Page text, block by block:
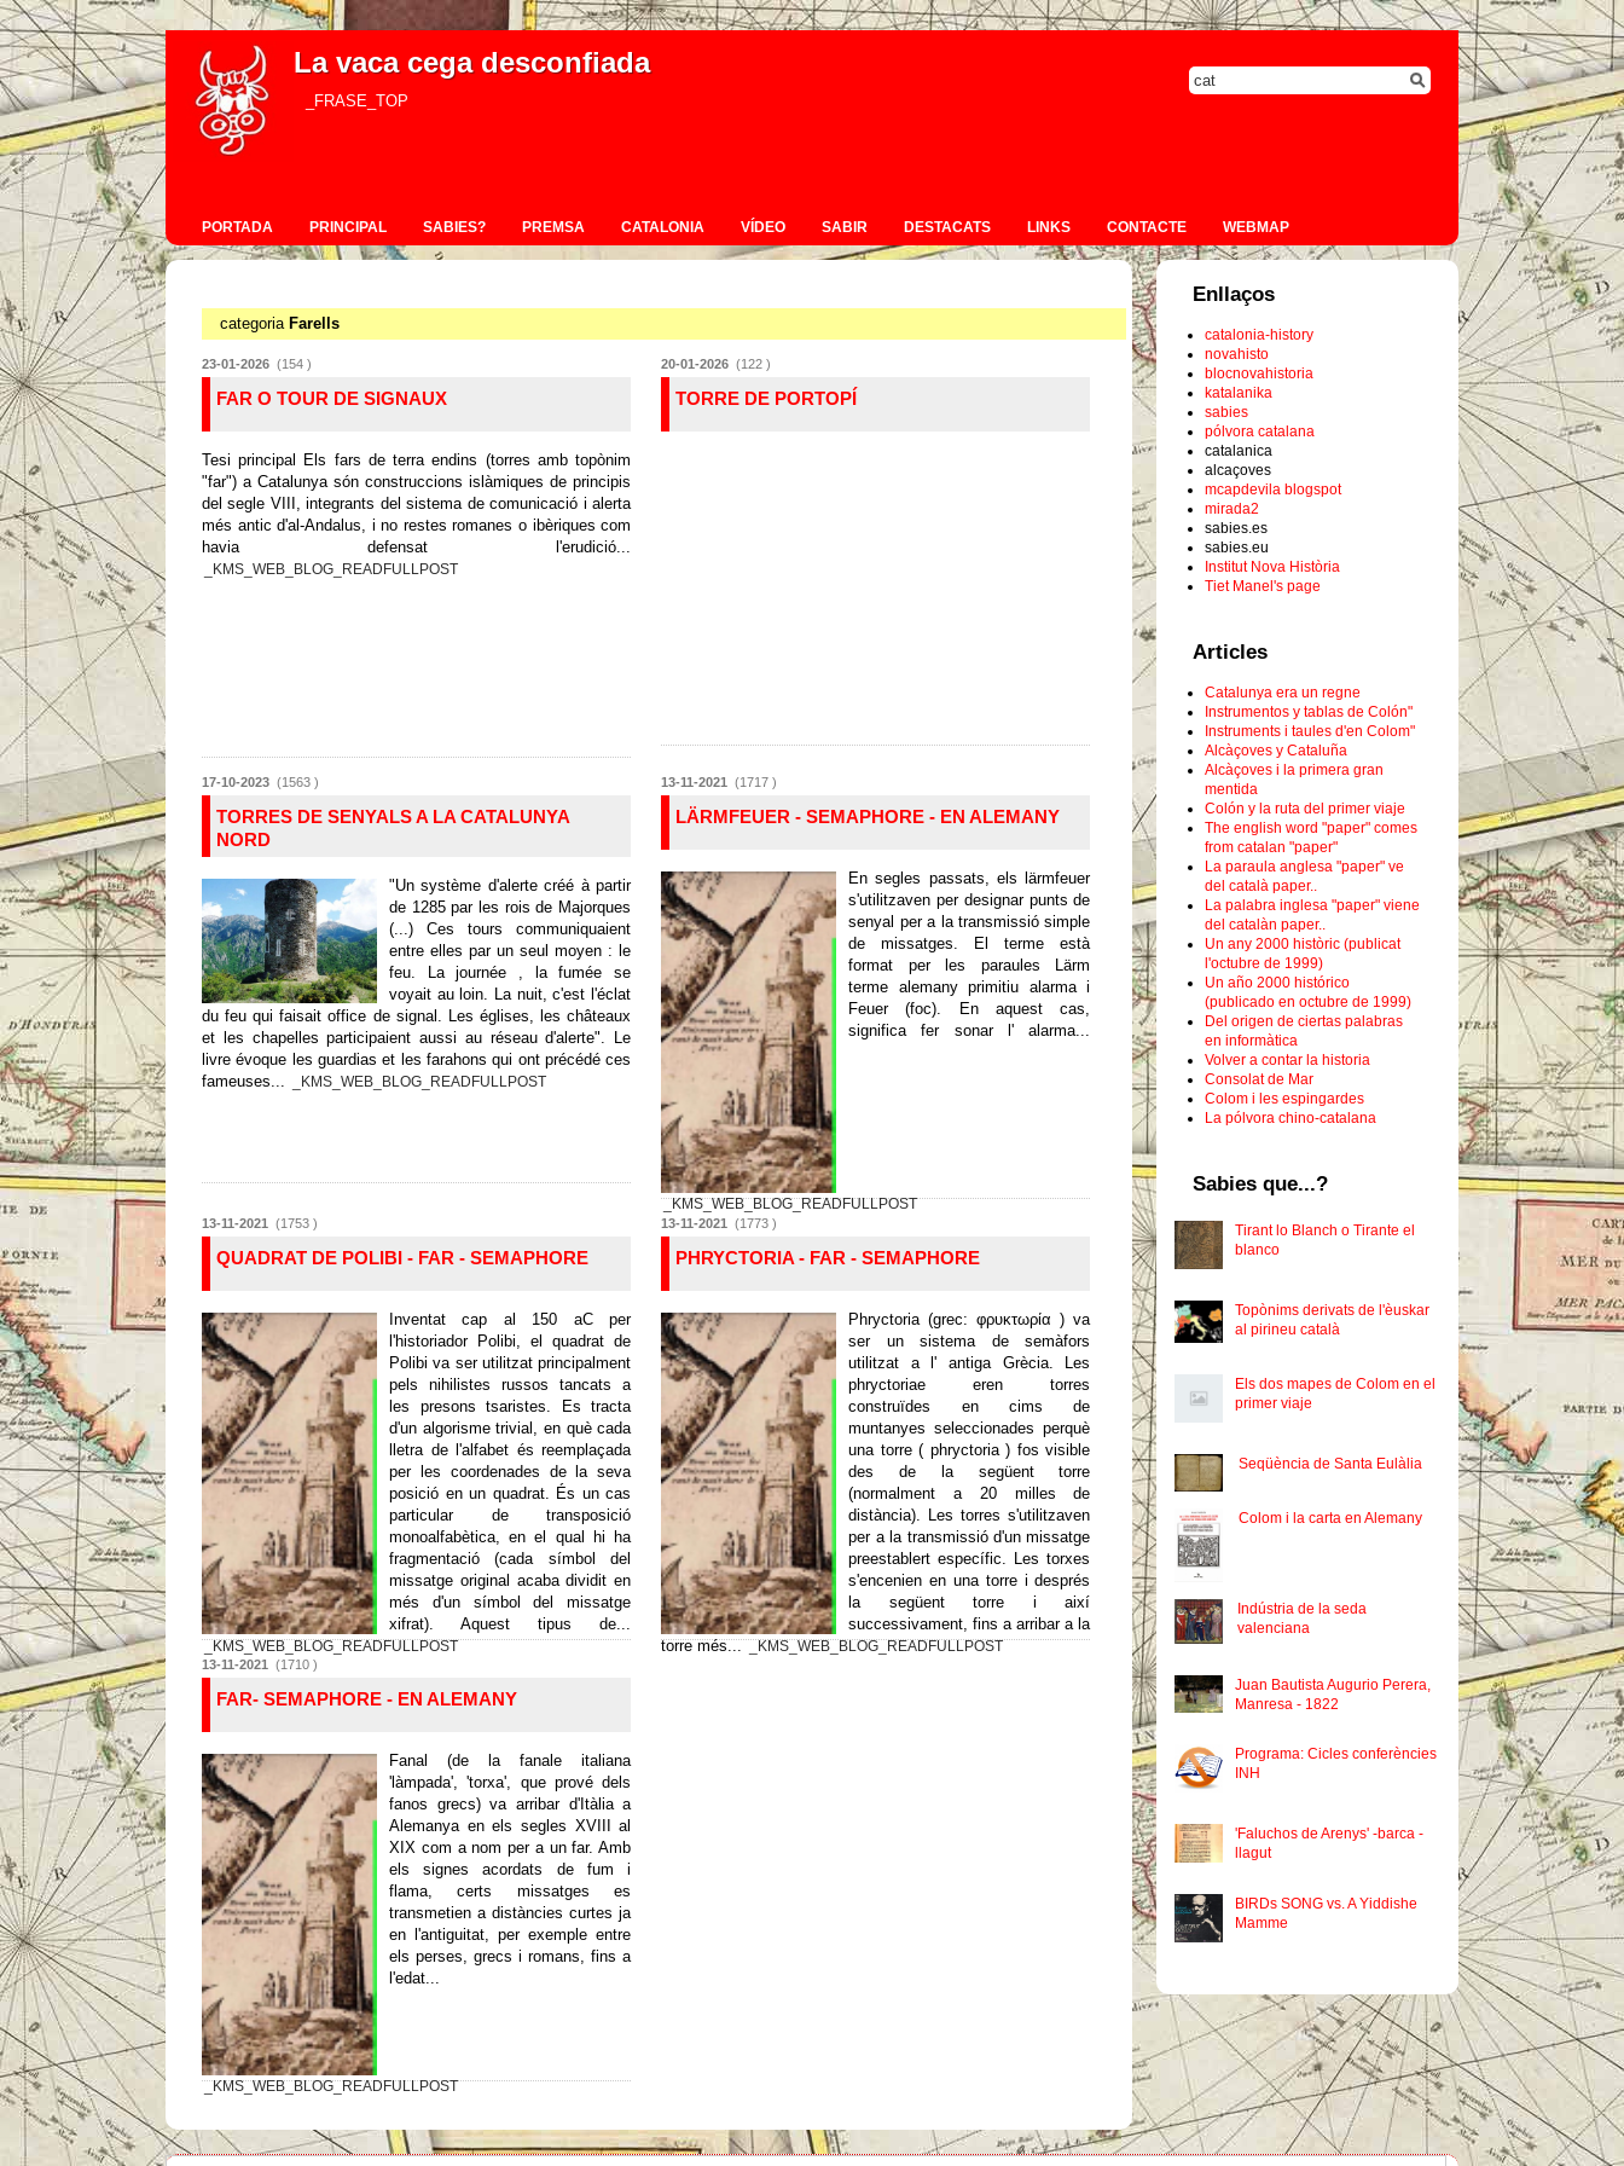
La vaca cega desconfiada
_FRASE_TOP
PORTADA PRINCIPAL SABIES? PREMSA CATALONIA VÍDEO SABIR DESTACATS LINKS CONTACTE WEBMAP
categoria Farells
23-01-2026 (154 )
FAR O TOUR DE SIGNAUX
Tesi principal Els fars de terra endins (torres amb topònim
"far") a Catalunya són construccions islàmiques de principis
del segle VIII, integrants del sistema de comunicació i alerta
més antic d'al-Andalus, i no restes romanes o ibèriques com
havia defensat l'erudició...
_KMS_WEB_BLOG_READFULLPOST
20-01-2026 (122 )
TORRE DE PORTOPÍ
17-10-2023 (1563 )
TORRES DE SENYALS A LA CATALUNYA
NORD
"Un système d'alerte créé à partir
de 1285 par les rois de Majorques
(...) Ces tours communiquaient
entre elles par un seul moyen : le
feu. La journée , la fumée se
voyait au loin. La nuit, c'est l'éclat
du feu qui faisait office de signal. Les églises, les châteaux
et les chapelles participaient aussi au réseau d'alerte". Le
livre évoque les guardias et les farahons qui ont précédé ces
fameuses...
_KMS_WEB_BLOG_READFULLPOST
13-11-2021 (1717 )
LÄRMFEUER - SEMAPHORE - EN ALEMANY
En segles passats, els lärmfeuer
s'utilitzaven per designar punts de
senyal per a la transmissió simple
de missatges. El terme està
format per les paraules Lärm
terme alemany primitiu alarma i
Feuer (foc). En aquest cas,
significa fer sonar l' alarma...
_KMS_WEB_BLOG_READFULLPOST
13-11-2021 (1753 )
QUADRAT DE POLIBI - FAR - SEMAPHORE
Inventat cap al 150 aC per
l'historiador Polibi, el quadrat de
Polibi va ser utilitzat principalment
pels nihilistes russos tancats a
les presons tsaristes. Es tracta
d'un algorisme trivial, en què cada
lletra de l'alfabet és reemplaçada
per les coordenades de la seva
posició en un quadrat. És un cas
particular de transposició
monoalfabètica, en el qual hi ha
fragmentació (cada símbol del
missatge original acaba dividit en
més d'un símbol del missatge
xifrat). Aquest tipus de...
_KMS_WEB_BLOG_READFULLPOST
13-11-2021 (1773 )
PHRYCTORIA - FAR - SEMAPHORE
Phryctoria (grec: φρυκτωρία ) va
ser un sistema de semàfors
utilitzat a l' antiga Grècia. Les
phryctoriae eren torres
construïdes en cims de
muntanyes seleccionades perquè
una torre ( phryctoria ) fos visible
des de la següent torre
(normalment a 20 milles de
distància). Les torres s'utilitzaven
per a la transmissió d'un missatge
preestablert específic. Les torxes
s'encenien en una torre i després
la següent torre i així
successivament, fins a arribar a la
torre més...
_KMS_WEB_BLOG_READFULLPOST
13-11-2021 (1710 )
FAR- SEMAPHORE - EN ALEMANY
Fanal (de la fanale italiana
'làmpada', 'torxa', que prové dels
fanos grecs) va arribar d'Itàlia a
Alemanya en els segles XVIII al
XIX com a nom per a un far. Amb
els signes acordats de fum i
flama, certs missatges es
transmetien a distàncies curtes ja
en l'antiguitat, per exemple entre
els perses, grecs i romans, fins a
l'edat...
_KMS_WEB_BLOG_READFULLPOST
Enllaços
catalonia-history
novahisto
blocnovahistoria
katalanika
sabies
pólvora catalana
catalanica
alcaçoves
mcapdevila blogspot
mirada2
sabies.es
sabies.eu
Institut Nova Història
Tiet Manel's page
Articles
Catalunya era un regne
Instrumentos y tablas de Colón"
Instruments i taules d'en Colom"
Alcàçoves y Cataluña
Alcàçoves i la primera gran
mentida
Colón y la ruta del primer viaje
The english word "paper" comes
from catalan "paper"
La paraula anglesa "paper" ve
del català paper..
La palabra inglesa "paper" viene
del catalàn paper..
Un any 2000 històric (publicat
l'octubre de 1999)
Un año 2000 histórico
(publicado en octubre de 1999)
Del origen de ciertas palabras
en informàtica
Volver a contar la historia
Consolat de Mar
Colom i les espingardes
La pólvora chino-catalana
Sabies que...?
Tirant lo Blanch o Tirante el
blanco
Topònims derivats de l'èuskar
al pirineu català
Els dos mapes de Colom en el
primer viaje
Seqüència de Santa Eulàlia
Colom i la carta en Alemany
Indústria de la seda
valenciana
Juan Bautista Augurio Perera,
Manresa - 1822
Programa: Cicles conferències
INH
'Faluchos de Arenys' -barca -
llagut
BIRDs SONG vs. A Yiddishe
Mamme